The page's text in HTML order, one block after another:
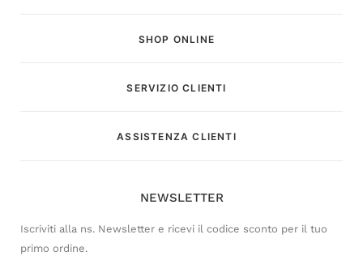
SHOP ONLINE
SERVIZIO CLIENTI
ASSISTENZA CLIENTI
NEWSLETTER
Iscriviti alla ns. Newsletter e ricevi il codice sconto per il tuo
primo ordine.
Customer Service